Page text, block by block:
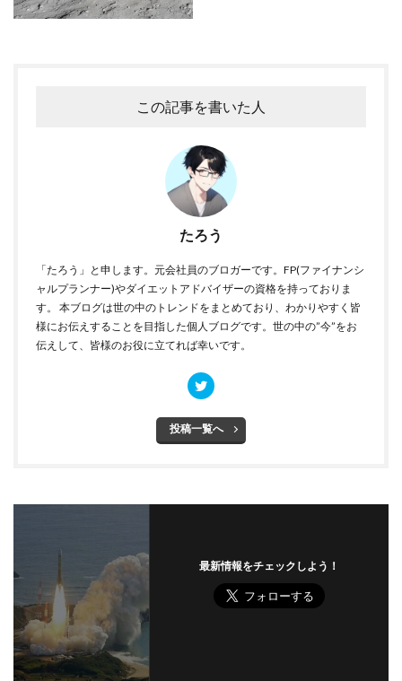
この記事を書いた人
たろう
「たろう」と申します。元会社員のブロガーです。FP(ファイナンシ
ャルプランナー)やダイエットアドバイザーの資格を持っておりま
す。 本ブログは世の中のトレンドをまとめており、わかりやすく皆
様にお伝えすることを目指した個人ブログです。世の中の”今”をお
伝えして、皆様のお役に立てれば幸いです。
投稿一覧へ
最新情報をチェックしよう！